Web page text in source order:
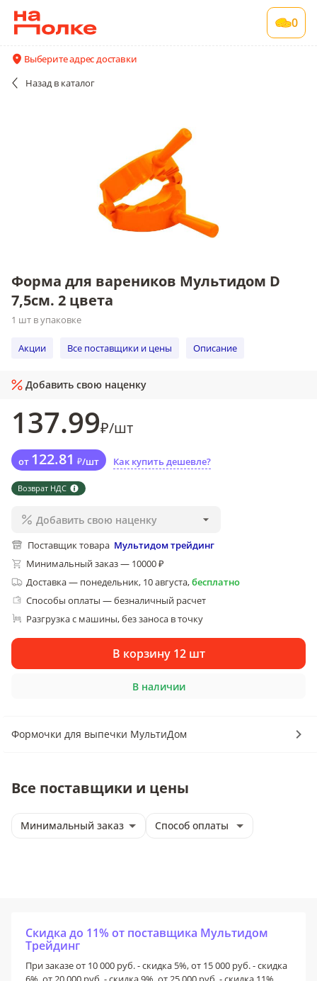
0
Выберите адрес доставки
Назад в каталог
Форма для вареников Мультидом D 7,5см. 2
цвета
Форма для вареников Мультидом D
7,5см. 2 цвета
1 шт в упаковке
Акции Все поставщики и цены Описание
Добавить свою наценку
137.99₽/шт
от 122.81 ₽/шт Как купить дешевле?
Возврат НДС
Добавить свою наценку
Поставщик товара Мультидом трейдинг
Минимальный заказ — 10000 ₽
Доставка— понедельник, 10 августа,бесплатно
Способы оплаты — безналичный расчет
Разгрузка с машины, без заноса в точку
В корзину 12 шт
В наличии
Формочки для выпечки МультиДом
Все поставщики и цены
Минимальный заказ Способ оплаты
Скидка до 11% от поставщика Мультидом
Трейдинг
При заказе от 10 000 руб. - скидка 5%, от 15 000 руб. - скидка